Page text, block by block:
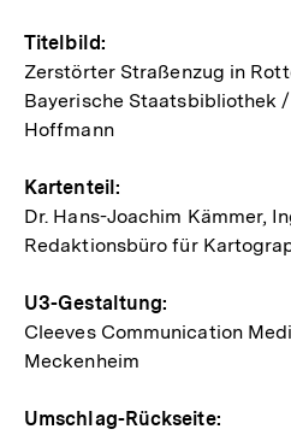
Titelbild:
Zerstörter Straßenzug in
Bayerische Staatsbibliothek
Hoffmann
Kartenteil:
Dr. Hans-Joachim Kämmer,
Redaktionsbüro für
U3-Gestaltung:
Cleeves Communication
Meckenheim
Umschlag-Rückseite: